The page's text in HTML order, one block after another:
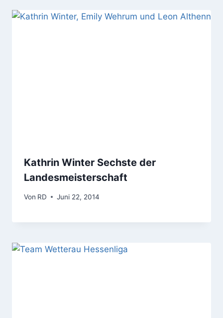
Kathrin Winter Sechste der
Landesmeisterschaft
Von RD Juni 22, 2014